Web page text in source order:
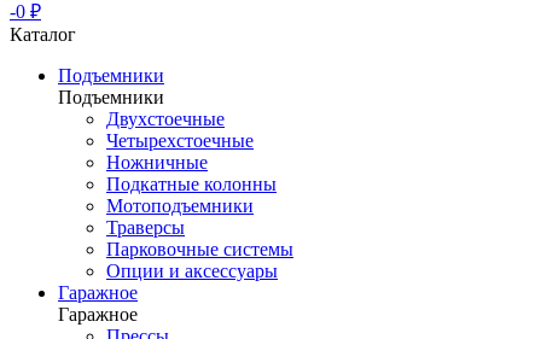
-0 ₽
Каталог
Подъемники
Подъемники
Двухстоечные
Четырехстоечные
Ножничные
Подкатные колонны
Мотоподъемники
Траверсы
Парковочные системы
Опции и аксессуары
Гаражное
Гаражное